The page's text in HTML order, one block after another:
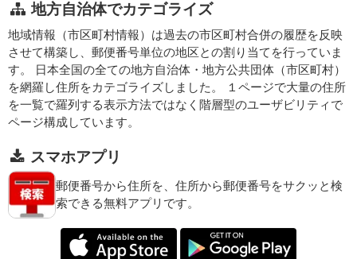
地方自治体でカテゴライズ
地域情報（市区町村情報）は過去の市区町村合併の履歴を反映
させて構築し、郵便番号単位の地区との割り当てを行っていま
す。 日本全国の全ての地方自治体・地方公共団体（市区町村）
を網羅し住所をカテゴライズしました。 １ページで大量の住所
を一覧で羅列する表示方法ではなく階層型のユーザビリティで
ページ構成しています。
スマホアプリ
郵便番号から住所を、住所から郵便番号をサクッと検
索できる無料アプリです。